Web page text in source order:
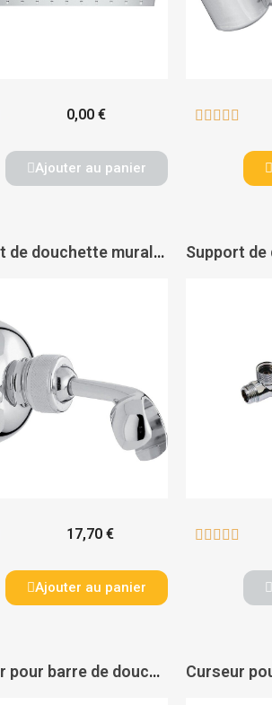
0,00 €
Ajouter au panier
    
Support de douchette mural articulé laiton - PAS DE MARQUE
17,70 €
Ajouter au panier
    
Curseur pour barre de douche Unica'S et Unica'88 28672000 - HANSGROHE